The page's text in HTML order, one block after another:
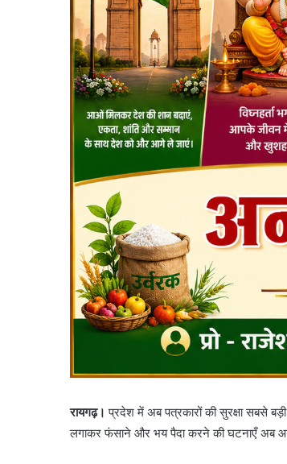
रायगढ़। प्रदेश में अब पत्रकारों की सुरक्षा सबसे
लगाकर फंसाने और भय पैदा करने की घटनाएँ अब आम